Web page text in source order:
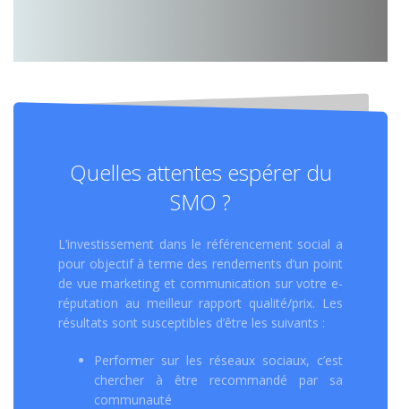
Quelles attentes espérer du
SMO ?
L’investissement dans le référencement social a
pour objectif à terme des rendements d’un point
de vue marketing et communication sur votre e-
réputation au meilleur rapport qualité/prix. Les
résultats sont susceptibles d’être les suivants :
Performer sur les réseaux sociaux, c’est
chercher à être recommandé par sa
communauté